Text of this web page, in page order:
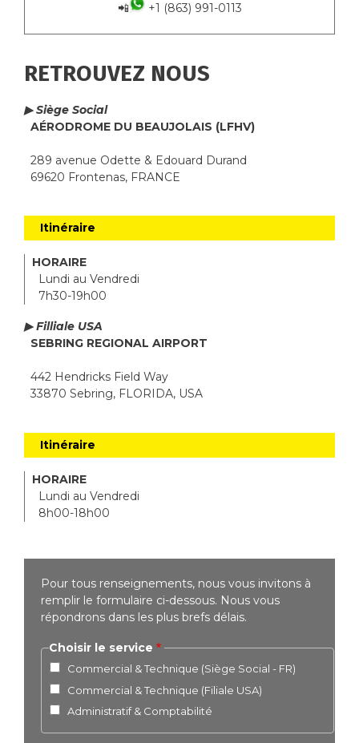
📲
+1 (863) 991-0113
RETROUVEZ NOUS
▶ Siège Social
AÉRODROME DU BEAUJOLAIS (LFHV)
289 avenue Odette & Edouard Durand
69620 Frontenas, FRANCE
Itinéraire
HORAIRE
Lundi au Vendredi
7h30-19h00
▶ Filliale USA
SEBRING REGIONAL AIRPORT
442 Hendricks Field Way
33870 Sebring, FLORIDA, USA
Itinéraire
HORAIRE
Lundi au Vendredi
8h00-18h00
Pour tous renseignements, nous vous invitons à
remplir le formulaire ci-dessous. Nous vous
répondrons dans les plus brefs délais.
Choisir le service
Commercial & Technique (Siège Social - FR)
Commercial & Technique (Filiale USA)
Administratif & Comptabilité